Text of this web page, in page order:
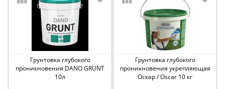
Грунтовка глубокого
проникновения DANO GRUNT
10л
Грунтовка глубокого
проникновения укрепляющая
Оскар / Oscar 10 кг